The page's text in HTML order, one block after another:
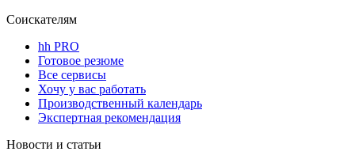
Соискателям
hh PRO
Готовое резюме
Все сервисы
Хочу у вас работать
Производственный календарь
Экспертная рекомендация
Новости и статьи